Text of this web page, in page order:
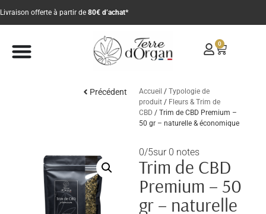
Livraison offerte à partir de 80€ d’achat*
0
Accueil / Typologie de
produit / Fleurs & Trim de
CBD / Trim de CBD Premium –
50 gr – naturelle & économique
Précédent
0/5sur 0 notes
Trim de CBD
Premium – 50
gr – naturelle